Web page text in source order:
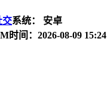
交系统： 安卓
时间：2026-08-09 15:24